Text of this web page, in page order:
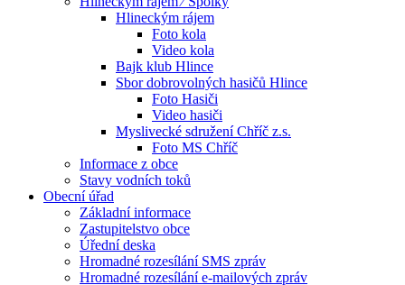
Hlineckým rájem
Foto kola
Video kola
Bajk klub Hlince
Sbor dobrovolných hasičů Hlince
Foto Hasiči
Video hasiči
Myslivecké sdružení Chříč z.s.
Foto MS Chříč
Informace z obce
Stavy vodních toků
Obecní úřad
Základní informace
Zastupitelstvo obce
Úřední deska
Hromadné rozesílání SMS zpráv
Hromadné rozesílání e-mailových zpráv